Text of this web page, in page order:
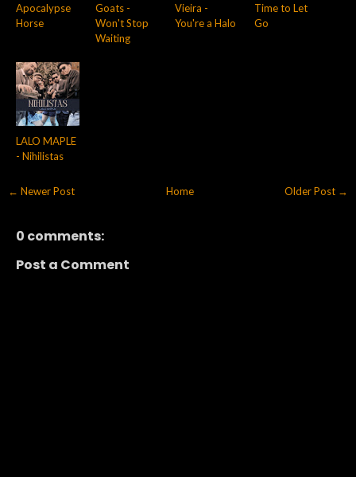
Apocalypse
Horse
Goats -
Won't Stop
Waiting
Vieira -
You're a Halo
Time to Let
Go
LALO MAPLE
- Nihilistas
← Newer Post Older Post →
Home
0 comments:
Post a Comment